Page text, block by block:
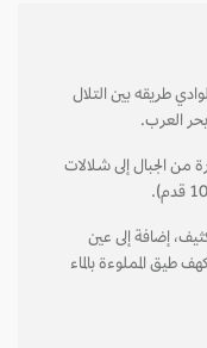
طريقه بين التلال
العرب.
الجبال إلى شـلالات
إضافة إلى عين
المملوءة بالماء